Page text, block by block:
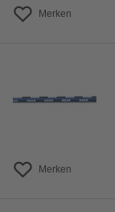
Merken
Merken